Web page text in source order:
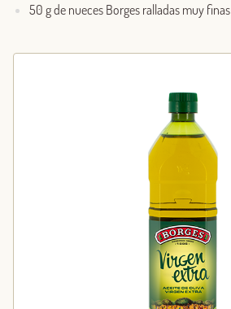
50 g de nueces Borges ralladas muy finas